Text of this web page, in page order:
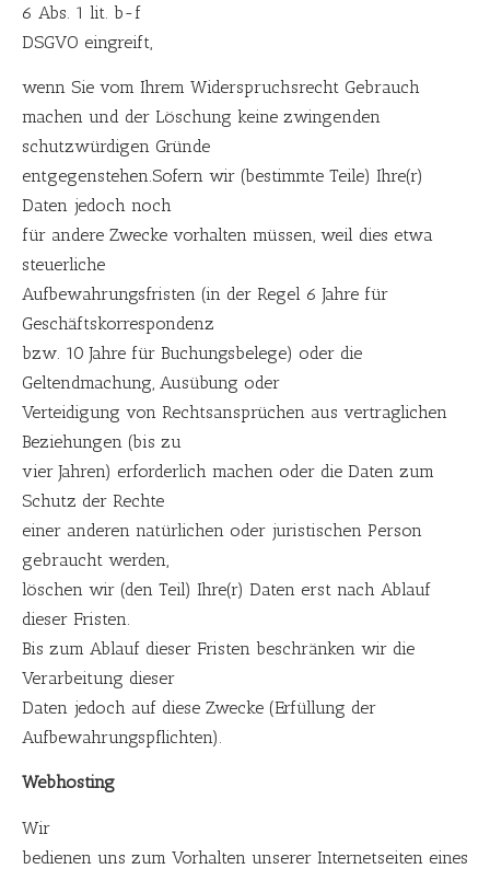
6 Abs. 1 lit. b-f
DSGVO eingreift,
wenn Sie vom Ihrem Widerspruchsrecht Gebrauch
machen und der Löschung keine zwingenden
schutzwürdigen Gründe
entgegenstehen.Sofern wir (bestimmte Teile) Ihre(r)
Daten jedoch noch
für andere Zwecke vorhalten müssen, weil dies etwa
steuerliche
Aufbewahrungsfristen (in der Regel 6 Jahre für
Geschäftskorrespondenz
bzw. 10 Jahre für Buchungsbelege) oder die
Geltendmachung, Ausübung oder
Verteidigung von Rechtsansprüchen aus vertraglichen
Beziehungen (bis zu
vier Jahren) erforderlich machen oder die Daten zum
Schutz der Rechte
einer anderen natürlichen oder juristischen Person
gebraucht werden,
löschen wir (den Teil) Ihre(r) Daten erst nach Ablauf
dieser Fristen.
Bis zum Ablauf dieser Fristen beschränken wir die
Verarbeitung dieser
Daten jedoch auf diese Zwecke (Erfüllung der
Aufbewahrungspflichten).
Webhosting
Wir
bedienen uns zum Vorhalten unserer Internetseiten eines